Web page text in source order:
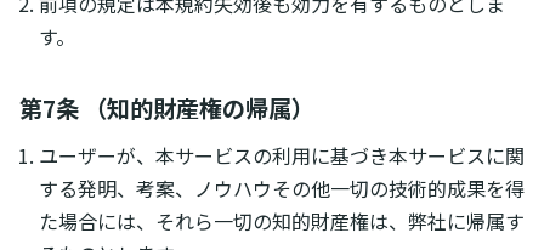
す。
第7条 （知的財産権の帰属）
ユーザーが、本サービスの利用に基づき本サービスに関
する発明、考案、ノウハウその他一切の技術的成果を得
た場合には、それら一切の知的財産権は、弊社に帰属す